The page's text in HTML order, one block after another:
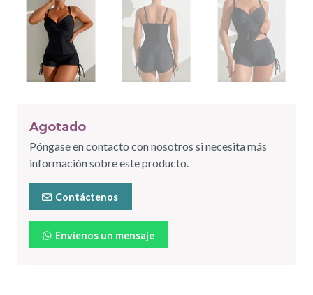
Agotado
Póngase en contacto con nosotros si necesita más
información sobre este producto.
Contáctenos
Envíenos un mensaje